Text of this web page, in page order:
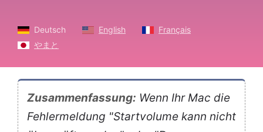
Deutsch English
Français
やまと
Zusammenfassung: Wenn Ihr Mac die
Fehlermeldung "Startvolume kann nicht